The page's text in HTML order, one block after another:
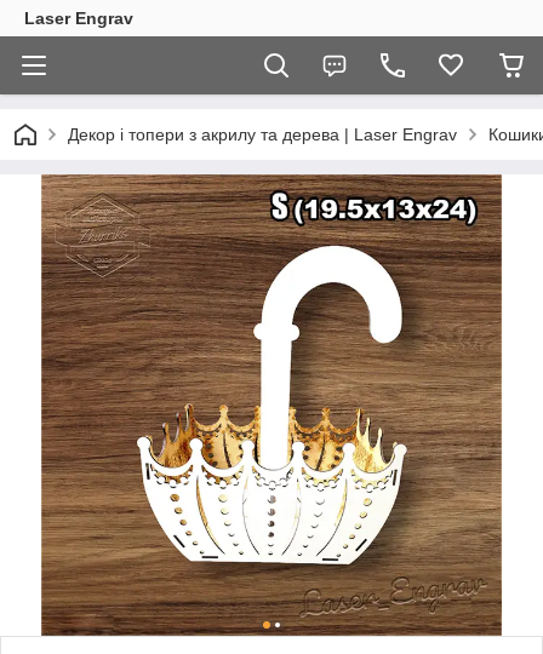
Laser Engrav
Декор і топери з акрилу та дерева | Laser Engrav